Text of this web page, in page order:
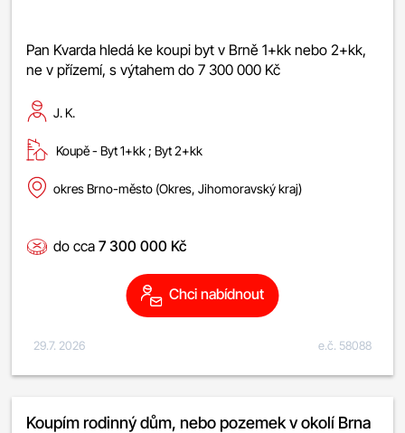
Pan Kvarda hledá ke koupi byt v Brně 1+kk nebo 2+kk,
ne v přízemí, s výtahem do 7 300 000 Kč
J. K.
Koupě - byt 1+kk ; byt 2+kk
okres Brno-město (Okres, Jihomoravský kraj)
do cca7 300 000 Kč
Chci nabídnout
29.7. 2026 e.č. 58088
Koupím rodinný dům, nebo pozemek v okolí Brna